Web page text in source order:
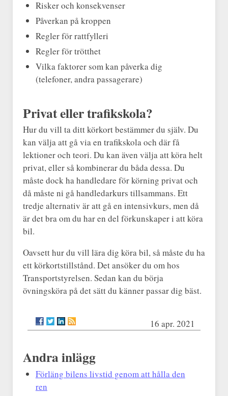
Risker och konsekvenser
Påverkan på kroppen
Regler för rattfylleri
Regler för trötthet
Vilka faktorer som kan påverka dig
(telefoner, andra passagerare)
Privat eller trafikskola?
Hur du vill ta ditt körkort bestämmer du själv. Du
kan välja att gå via en trafikskola och där få
lektioner och teori. Du kan även välja att köra helt
privat, eller så kombinerar du båda dessa. Du
måste dock ha handledare för körning privat och
då måste ni gå handledarkurs tillsammans. Ett
tredje alternativ är att gå en intensivkurs, men då
är det bra om du har en del förkunskaper i att köra
bil.
Oavsett hur du vill lära dig köra bil, så måste du ha
ett körkortstillstånd. Det ansöker du om hos
Transportstyrelsen. Sedan kan du börja
övningsköra på det sätt du känner passar dig bäst.
16 apr. 2021
Andra inlägg
Förläng bilens livstid genom att hålla den
ren